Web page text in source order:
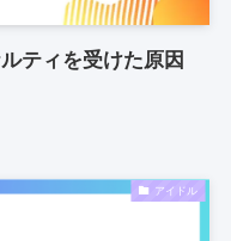
ティを受けた原因
アイドル